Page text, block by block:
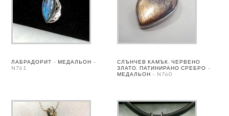
ЛАБРАДОРИТ – МЕДАЛЬОН –
N761
СЛЪНЧЕВ КАМЪК, ЧЕРВЕНО
ЗЛАТО, ПАТИНИРАНО СРЕБРО –
МЕДАЛЬОН – N760